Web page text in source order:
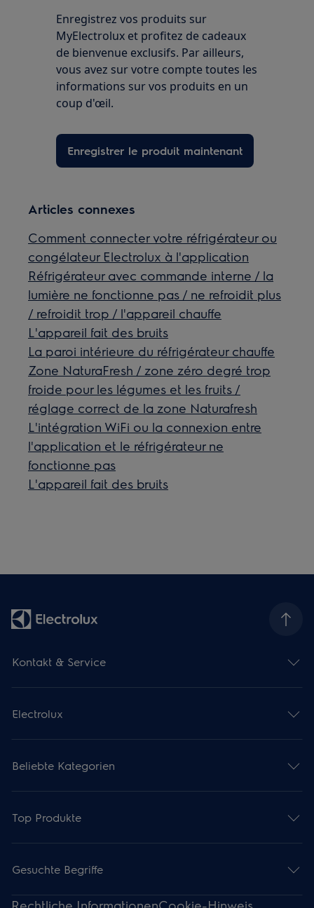
Enregistrez vos produits sur
MyElectrolux et profitez de cadeaux
de bienvenue exclusifs. Par ailleurs,
vous avez sur votre compte toutes les
informations sur vos produits en un
coup d'œil.
Enregistrer le produit maintenant
Articles connexes
Comment connecter votre réfrigérateur ou
congélateur Electrolux à l'application
Réfrigérateur avec commande interne / la
lumière ne fonctionne pas / ne refroidit plus
/ refroidit trop / l'appareil chauffe
L'appareil fait des bruits
La paroi intérieure du réfrigérateur chauffe
Zone NaturaFresh / zone zéro degré trop
froide pour les légumes et les fruits /
réglage correct de la zone Naturafresh
L'intégration WiFi ou la connexion entre
l'application et le réfrigérateur ne
fonctionne pas
L'appareil fait des bruits
Kontakt & Service
Electrolux
Beliebte Kategorien
Top Produkte
Gesuchte Begriffe
Rechtliche InformationenCookie-Hinweis